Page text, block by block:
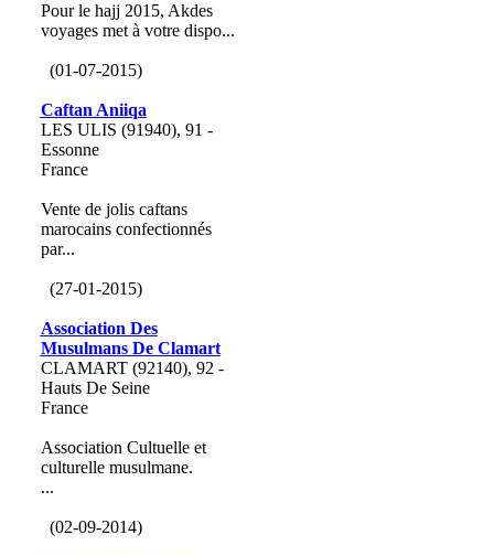
Pour le hajj 2015, Akdes
voyages met à votre dispo...
(01-07-2015)
Caftan Aniiqa
LES ULIS (91940), 91 -
Essonne
France
Vente de jolis caftans
marocains confectionnés
par...
(27-01-2015)
Association Des
Musulmans De Clamart
CLAMART (92140), 92 -
Hauts De Seine
France
Association Cultuelle et
culturelle musulmane.
...
(02-09-2014)